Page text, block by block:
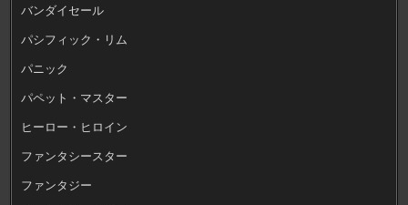
バンダイセール
パシフィック・リム
パニック
パペット・マスター
ヒーロー・ヒロイン
ファンタシースター
ファンタジー